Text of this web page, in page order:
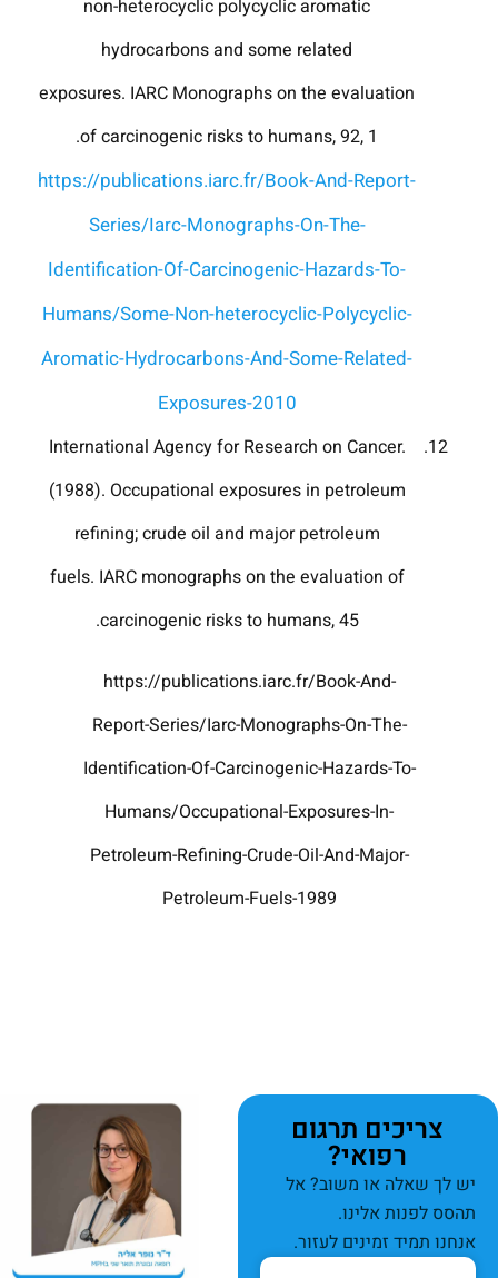
non-heterocyclic polycyclic aromatic
hydrocarbons and some related
exposures. IARC Monographs on the evaluation
of carcinogenic risks to humans, 92, 1.‏
https://publications.iarc.fr/Book-And-Report-
Series/Iarc-Monographs-On-The-
Identification-Of-Carcinogenic-Hazards-To-
Humans/Some-Non-heterocyclic-Polycyclic-
Aromatic-Hydrocarbons-And-Some-Related-
Exposures-2010
International Agency for Research on Cancer.
(1988). Occupational exposures in petroleum
refining; crude oil and major petroleum
fuels. IARC monographs on the evaluation of
carcinogenic risks to humans, 45.‏
https://publications.iarc.fr/Book-And-
Report-Series/Iarc-Monographs-On-The-
Identification-Of-Carcinogenic-Hazards-To-
Humans/Occupational-Exposures-In-
Petroleum-Refining-Crude-Oil-And-Major-
Petroleum-Fuels-1989
צריכים תרגום
רפואי?
יש לך שאלה או משוב? אל
תהסס לפנות אלינו.
אנחנו תמיד זמינים לעזור.